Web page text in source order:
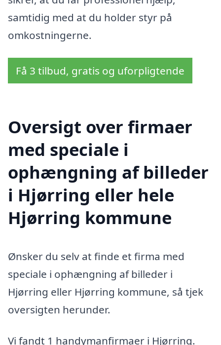
samtidig med at du holder styr på
omkostningerne.
Få 3 tilbud, gratis og uforpligtende
Oversigt over firmaer
med speciale i
ophængning af billeder
i Hjørring eller hele
Hjørring kommune
Ønsker du selv at finde et firma med
speciale i ophængning af billeder i
Hjørring eller Hjørring kommune, så tjek
oversigten herunder.
Vi fandt 1 handymanfirmaer i Hjørring.